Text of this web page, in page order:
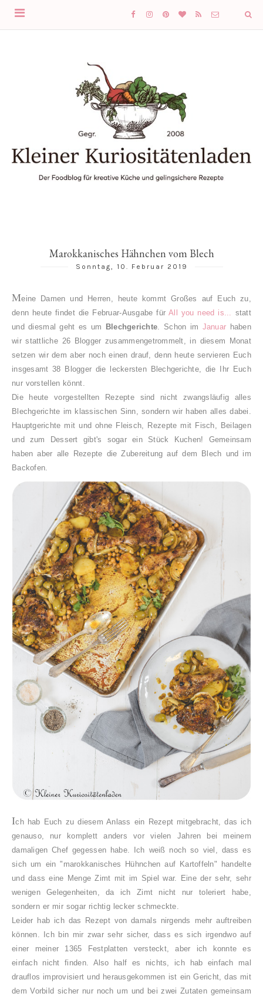
Marokkanisches Hähnchen vom Blech
Sonntag, 10. Februar 2019
Meine Damen und Herren, heute kommt Großes auf Euch zu,
denn heute findet die Februar-Ausgabe fürAll you need is... statt
und diesmal geht es um
Blechgerichte. Schon im Januar haben
wir stattliche 26 Blogger zusammengetrommelt, in diesem Monat
setzen wir dem aber noch einen drauf, denn heute servieren Euch
insgesamt 38 Blogger die leckersten Blechgerichte, die Ihr Euch
nur vorstellen könnt.
Die heute vorgestellten Rezepte sind nicht zwangsläufig alles
Blechgerichte im klassischen Sinn, sondern wir haben alles dabei.
Hauptgerichte mit und ohne Fleisch, Rezepte mit Fisch, Beilagen
und zum Dessert gibt's sogar ein Stück Kuchen! Gemeinsam
haben aber alle Rezepte die Zubereitung auf dem Blech und im
Backofen.
Ich hab Euch zu diesem Anlass ein Rezept mitgebracht, das ich
genauso, nur komplett anders vor vielen Jahren bei meinem
damaligen Chef gegessen habe. Ich weiß noch so viel, dass es
sich um ein "marokkanisches Hühnchen auf Kartoffeln" handelte
und dass eine Menge Zimt mit im Spiel war. Eine der sehr, sehr
wenigen Gelegenheiten, da ich Zimt nicht nur toleriert habe,
sondern er mir sogar richtig lecker schmeckte.
Leider hab ich das Rezept von damals nirgends mehr auftreiben
können. Ich bin mir zwar sehr sicher, dass es sich irgendwo auf
einer meiner 1365 Festplatten versteckt, aber ich konnte es
einfach nicht finden. Also half es nichts, ich hab einfach mal
drauflos improvisiert und herausgekommen ist ein Gericht, das mit
dem Vorbild sicher nur noch um und bei zwei Zutaten gemeinsam